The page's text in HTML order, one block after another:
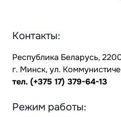
Контакты:
Республика Беларусь,
г. Минск, ул.
тел. (+375 17) 379-64-13
Режим работы: